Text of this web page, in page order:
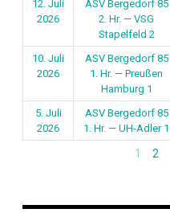
12. Juli
2026
ASV Bergedorf 85
2. Hr. — VSG
Stapelfeld 2
10. Juli
2026
ASV Bergedorf 85
1. Hr. — Preußen
Hamburg 1
5. Juli
2026
ASV Bergedorf 85
1. Hr. — UH-Adler 1
1 2